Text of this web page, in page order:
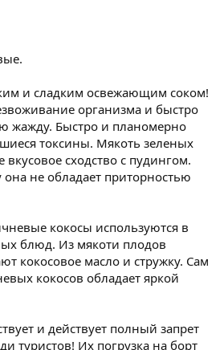
и сладким освежающим соком!
организма и быстро
жажду. Быстро и планомерно
токсины. Мякоть зеленых
вкусовое сходство с пудингом.
не обладает приторностью
кокосы используются в
блюд. Из мякоти плодов
кокосовое масло и стружку. Сам
кокосов обладает яркой
и действует полный запрет
туристов! Их погрузка на борт